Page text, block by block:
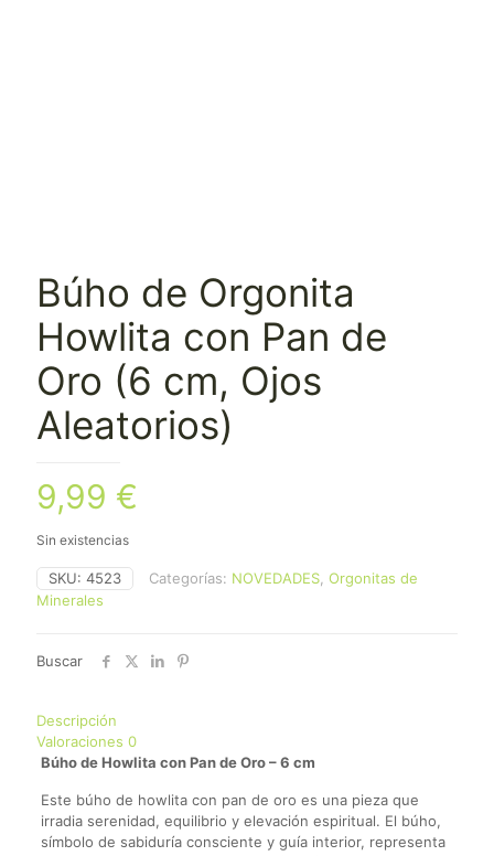
Búho de Orgonita
Howlita con Pan de
Oro (6 cm, Ojos
Aleatorios)
9,99 €
Sin existencias
SKU: 4523 Categorías: NOVEDADES Orgonitas de
Minerales
Buscar
Descripción
Valoraciones 0
Búho de Howlita con Pan de Oro – 6 cm
Este búho de howlita con pan de oro es una pieza que
irradia serenidad, equilibrio y elevación espiritual. El búho,
símbolo de sabiduría consciente y guía interior, representa